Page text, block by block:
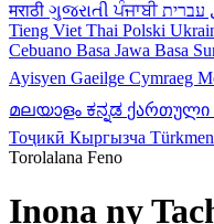
मराठी ગુજરાતીਪੰਜਾਬੀ
Tieng Viet Thai Polski
Cebuano Basa Jawa Basa
Ayisyen Gaeilge Cymraeg
മലയാളം ಕನ್ನಡ ქართული
Тоҷикӣ Кыргызча Türkmen
Torolalana Feno
Inona ny